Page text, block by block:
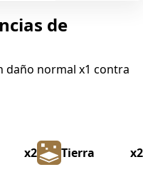
de
daño normal x1 contra
x2 Tierra
x2